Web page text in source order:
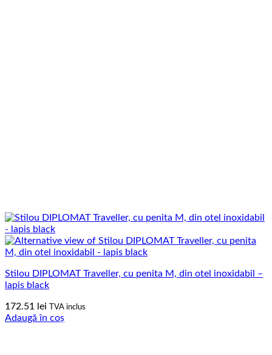
Stilou DIPLOMAT Traveller, cu penita M, din otel inoxidabil –
lapis black
172.51 lei TVA inclus
Adaugă în coș